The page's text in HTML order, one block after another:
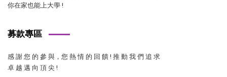
你在家也能上大學 !
募款專區
感 謝 您 的 參 與，您 熱 情 的 回 饋 ! 推 動 我 們 追 求
卓 越 邁 向 頂 尖 !